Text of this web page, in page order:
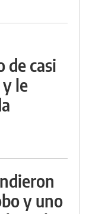
de casi
le
y uno